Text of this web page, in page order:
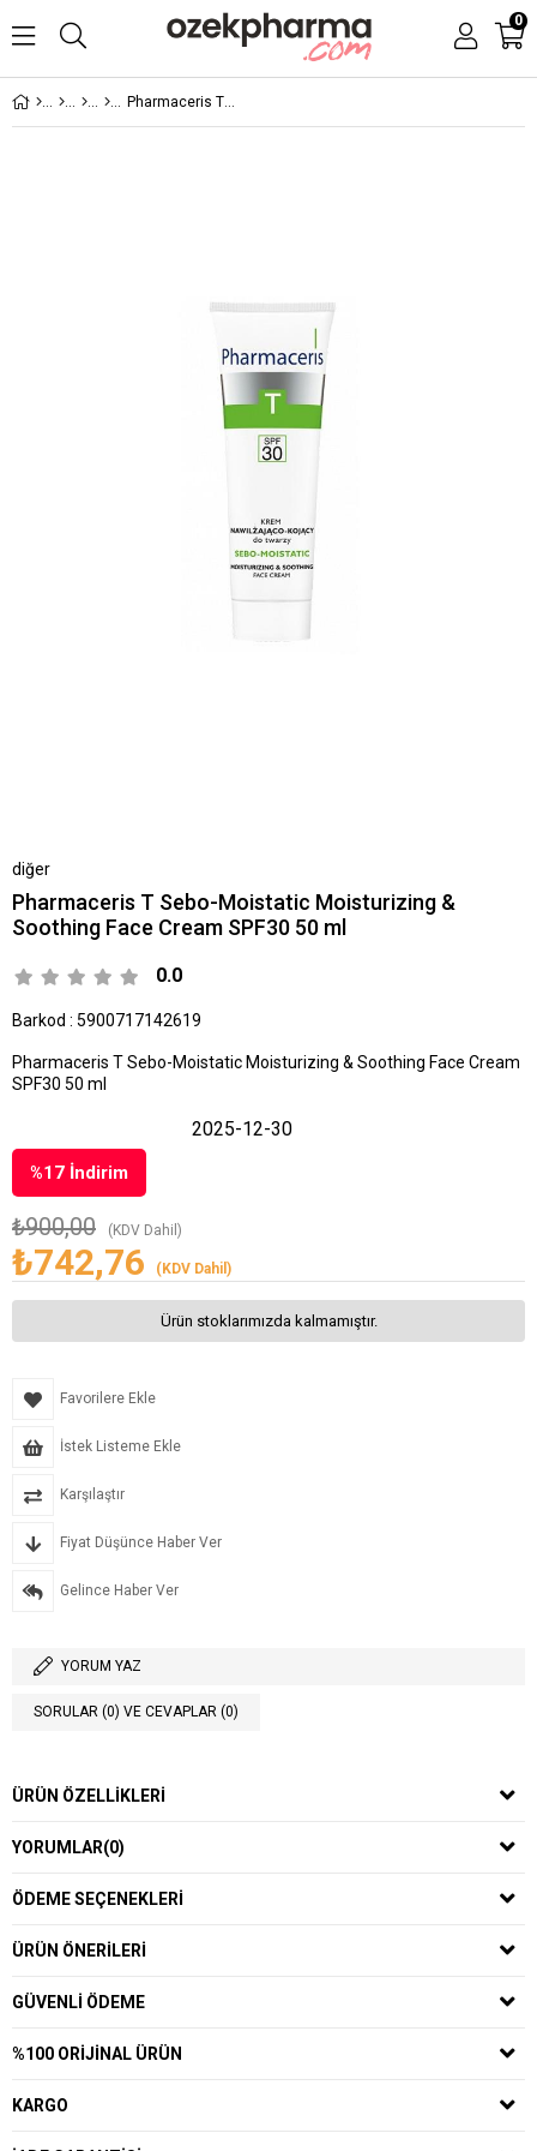
0
Pharmaceris T Sebo-Moistatic Moisturizing & Soothing Face Cream SPF30 50 ml
diğer
Pharmaceris T Sebo-Moistatic Moisturizing &
Soothing Face Cream SPF30 50 ml
0.0
Barkod : 5900717142619
Pharmaceris T Sebo-Moistatic Moisturizing & Soothing Face Cream
SPF30 50 ml
%17 İndirim
₺900,00 (KDV Dahil)
₺742,76 (KDV Dahil)
2025-12-30
Ürün stoklarımızda kalmamıştır.
Favorilere Ekle
İstek Listeme Ekle
Karşılaştır
Fiyat Düşünce Haber Ver
Gelince Haber Ver
YORUM YAZ
SORULAR (0) VE CEVAPLAR (0)
ÜRÜN ÖZELLIKLERI
YORUMLAR(0)
ÖDEME SEÇENEKLERI
ÜRÜN ÖNERILERI
GÜVENLI ÖDEME
%100 ORIJINAL ÜRÜN
KARGO